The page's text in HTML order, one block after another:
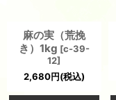
麻の実（荒挽
き）1kg [c-39-
12]
2,680円(税込)